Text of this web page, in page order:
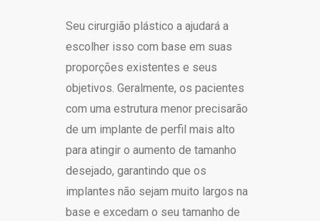
Seu cirurgião plástico a ajudará a
escolher isso com base em suas
proporções existentes e seus
objetivos. Geralmente, os pacientes
com uma estrutura menor precisarão
de um implante de perfil mais alto
para atingir o aumento de tamanho
desejado, garantindo que os
implantes não sejam muito largos na
base e excedam o seu tamanho de